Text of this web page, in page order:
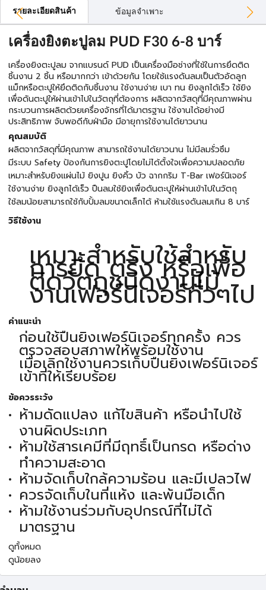
รายละเอียดสินค้า ข้อมูลจำเพาะ
เครื่องยิงตะปูลม PUD F30 6-8 บาร์
เครื่องยิงตะปูลม จากแบรนด์ PUD เป็นเครื่องมือช่างที่ใช้ในการยึดติด
ชิ้นงาน 2 ชิ้น หรือมากกว่า เข้าด้วยกัน โดยใช้แรงดันลมเป็นตัวอัดลูก
แม็กหรือตะปูให้ยึดติดกับชิ้นงาน ใช้งานง่าย เบา ทน ยิงลูกได้เร็ว ใช้ยิง
เพื่อดันตะปูให้ผ่านเข้าไปในวัตถุที่ต้องการ ผลิตจากวัสดุที่มีคุณภาพผ่าน
กระบวนการผลิตด้วยเครื่องจักรที่ได้มาตรฐาน ใช้งานได้อย่างมี
ประสิทธิภาพ จับพอดีกับฝ่ามือ มีอายุการใช้งานได้ยาวนาน
คุณสมบัติ
ผลิตจากวัสดุที่มีคุณภาพ สามารถใช้งานได้ยาวนาน ไม่มีลมรั่วซึม
มีระบบ Safety ป้องกันการยิงตะปูโดยไม่ได้ตั้งใจเพื่อความปลอดภัย
เหมาะสำหรับยิงแผ่นไม้ ยิงปูน ยิงคิ้ว บัว ฉากกริม T-Bar เฟอร์นิเจอร์
ใช้งานง่าย ยิงลูกได้เร็ว ปืนลมใช้ยิงเพื่อดันตะปูให้ผ่านเข้าไปในวัตถุ
ใช้ลมน้อยสามารถใช้กับปั้มลมขนาดเล็กได้ ห้ามใช้แรงดันลมเกิน 8 บาร์
วิธีใช้งาน
เหมาะสำหรับใช้สำหรับ
การยึด ตรึง หรือเพื่อ
ติดวัตถุชนิดงานไม้
งานเฟอร์นิเจอร์ทั่วๆไป
คำแนะนำ
ก่อนใช้ปืนยิงเฟอร์นิเจอร์ทุกครั้ง ควร
ตรวจสอบสภาพให้พร้อมใช้งาน
เมื่อเลิกใช้งานควรเก็บปืนยิงเฟอร์นิเจอร์
เข้าที่ให้เรียบร้อย
ข้อควรระวัง
ห้ามดัดแปลง แก้ไขสินค้า หรือนำไปใช้
งานผิดประเภท
ห้ามใช้สารเคมีที่มีฤทธิ์เป็นกรด หรือด่าง
ทำความสะอาด
ห้ามจัดเก็บใกล้ความร้อน และมีเปลวไฟ
ควรจัดเก็บในที่แห้ง และพ้นมือเด็ก
ห้ามใช้งานร่วมกับอุปกรณ์ที่ไม่ได้
มาตรฐาน
ดูทั้งหมด
ดูน้อยลง